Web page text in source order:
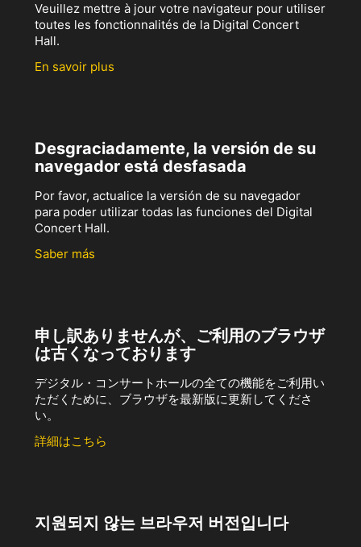
Veuillez mettre à jour votre navigateur pour utiliser
toutes les fonctionnalités de la Digital Concert
Hall.
En savoir plus
Desgraciadamente, la versión de su
navegador está desfasada
Por favor, actualice la versión de su navegador
para poder utilizar todas las funciones del Digital
Concert Hall.
Saber más
申し訳ありませんが、ご利用のブラウザ
は古くなっております
デジタル・コンサートホールの全ての機能をご利用い
ただくために、ブラウザを最新版に更新してくださ
い。
詳細はこちら
지원되지 않는 브라우저 버전입니다